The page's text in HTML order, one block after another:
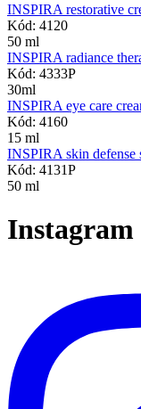
INSPIRA restorative
Kód: 4120
50 ml
INSPIRA radiance
Kód: 4333P
30ml
INSPIRA eye care
Kód: 4160
15 ml
INSPIRA skin defense
Kód: 4131P
50 ml
Instagram